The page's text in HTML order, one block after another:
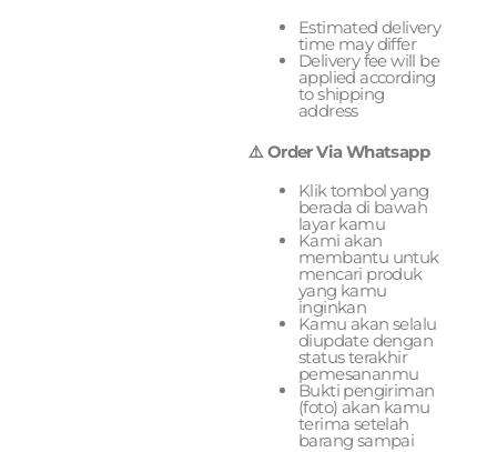
Estimated delivery
time may differ
Delivery fee will be
applied according
to shipping
address
⚠️ Order Via Whatsapp
Klik tombol yang
berada di bawah
layar kamu
Kami akan
membantu untuk
mencari produk
yang kamu
inginkan
Kamu akan selalu
diupdate dengan
status terakhir
pemesananmu
Bukti pengiriman
(foto) akan kamu
terima setelah
barang sampai